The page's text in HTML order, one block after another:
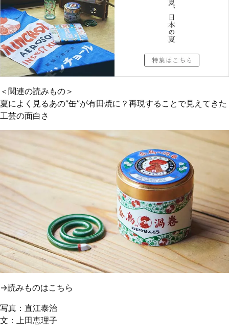
＜関連の読みもの＞
夏によく見るあの”缶”が有田焼に？再現することで見えてきた
工芸の面白さ
→読みものはこちら
写真：直江泰治
文：上田恵理子